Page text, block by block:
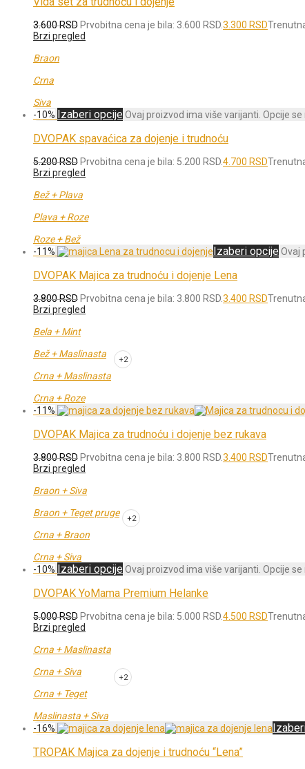
3.600RSD Prvobitna cena je bila: 3.600 RSD.3.300 RSD
Brzi pregled
Braon
Crna
Siva
-10% Izaberi opcije Ovaj proizvod ima više varijanti. Opcije
DVOPAK spavaćica za dojenje i trudnoću
5.200RSD Prvobitna cena je bila: 5.200 RSD.4.700 RSD
Brzi pregled
Bež + Plava
Plava + Roze
Roze + Bež
-11% Izaberi opcije Ovaj
DVOPAK Majica za trudnoću i dojenje Lena
3.800RSD Prvobitna cena je bila: 3.800 RSD.3.400 RSD
Brzi pregled
Bela + Mint
Bež + Maslinasta
Crna + Maslinasta
Crna + Roze
+2
-11%
DVOPAK Majica za trudnoću i dojenje bez rukava
3.800RSD Prvobitna cena je bila: 3.800 RSD.3.400 RSD
Brzi pregled
Braon + Siva
Braon + Teget pruge
Crna + Braon
Crna + Siva
+2
-10% Izaberi opcije Ovaj proizvod ima više varijanti. Opcije
DVOPAK YoMama Premium Helanke
5.000RSD Prvobitna cena je bila: 5.000 RSD.4.500 RSD
Brzi pregled
Crna + Maslinasta
Crna + Siva
Crna + Teget
Maslinasta + Siva
+2
-16%
TROPAK Majica za dojenje i trudnoću “Lena”